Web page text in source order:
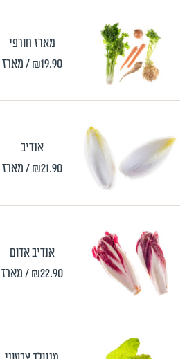
מארז חורפי
₪19.90 / מארז
אנדיב
₪21.90 / מארז
אנדיב אדום
₪22.90 / מארז